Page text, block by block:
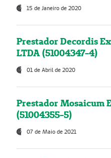
15 de Janeiro de 2020
Prestador Decordis
LTDA (51004347-4)
01 de Abril de 2020
Prestador Mosaicum
(51004355-5)
07 de Maio de 2021